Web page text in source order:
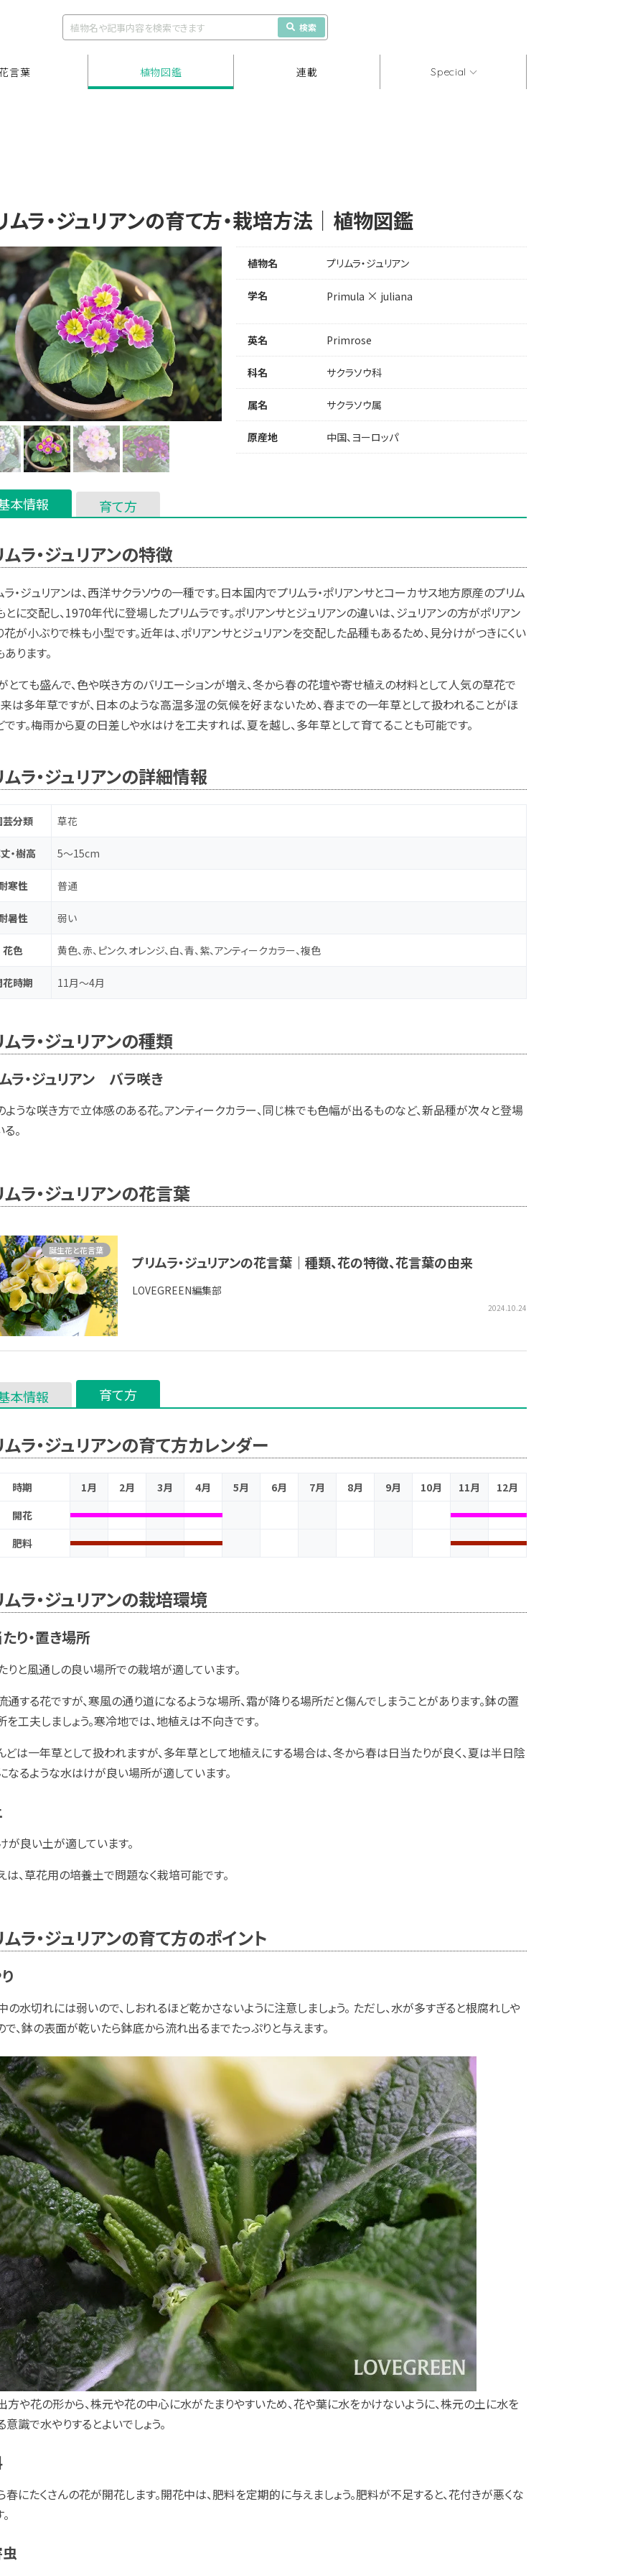
検索
言葉 植物図鑑 連載 Special
ムラ・ジュリアンの育て方・栽培方法｜植物図鑑
植物名 プリムラ・ジュリアン
学名 Primula × juliana
英名 Primrose
科名 サクラソウ科
属名 サクラソウ属
原産地 中国、ヨーロッパ
本情報 育て方
ラ・ジュリアンの特徴
ラ・ジュリアンは、西洋サクラソウの一種です。日本国内でプリムラ・ポリアンサとコーカサス地方原産のプリム
とに交配し、1970年代に登場したプリムラです。ポリアンサとジュリアンの違いは、ジュリアンの方がポリアン
花が小ぶりで株も小型です。近年は、ポリアンサとジュリアンを交配した品種もあるため、見分けがつきにくい
ります。
とても盛んで、色や咲き方のバリエーションが増え、冬から春の花壇や寄せ植えの材料として人気の草花で
来は多年草ですが、日本のような高温多湿の気候を好まないため、春までの一年草として扱われることがほ
です。梅雨から夏の日差しや水はけを工夫すれば、夏を越し、多年草として育てることも可能です。
ムラ・ジュリアンの詳細情報
芸分類 草花
・樹高 5～15cm
寒性 普通
暑性 弱い
花色 黄色、赤、ピンク、オレンジ、白、青、紫、アンティークカラー、複色
花時期 11月～4月
ラ・ジュリアンの種類
ラ・ジュリアン バラ咲き
ような咲き方で立体感のある花。アンティークカラー、同じ株でも色幅が出るものなど、新品種が次々と登場
。
ラ・ジュリアンの花言葉
プリムラ・ジュリアンの花言葉｜種類、花の特徴、花言葉の由来
LOVEGREEN編集部
2024.10.24
誕生花と花言葉
本情報 育て方
ラ・ジュリアンの育て方カレンダー
時期 1月 2月 3月 4月 5月 6月 7月 8月 9月 10月 11月
12月
開花
肥料
ムラ・ジュリアンの栽培環境
り・置き場所
りと風通しの良い場所での栽培が適しています。
通する花ですが、寒風の通り道になるような場所、霜が降りる場所だと傷んでしまうことがあります。鉢の置
を工夫しましょう。寒冷地では、地植えは不向きです。
どは一年草として扱われますが、多年草として地植えにする場合は、冬から春は日当たりが良く、夏は半日陰
なるような水はけが良い場所が適しています。
が良い土が適しています。
は、草花用の培養土で問題なく栽培可能です。
ラ・ジュリアンの育て方のポイント
の水切れには弱いので、しおれるほど乾かさないように注意しましょう。 ただし、水が多すぎると根腐れしや
で、鉢の表面が乾いたら鉢底から流れ出るまでたっぷりと与えます。
方や花の形から、株元や花の中心に水がたまりやすいため、花や葉に水をかけないように、株元の土に水を
意識で水やりするとよいでしょう。
春にたくさんの花が開花します。開花中は、肥料を定期的に与えましょう。肥料が不足すると、花付きが悪くな